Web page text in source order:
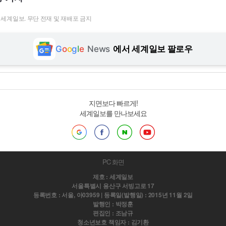
계일보. 무단 전재 및 재배포 금지
Google News 에서 세계일보 팔로우
지면보다 빠르게!
세계일보를 만나보세요
PC 화면
제호 : 세계일보
서울특별시 용산구 서빙고로 17
등록번호 : 서울, 아03959 | 등록일(발행일) : 2015년 11월 2일
발행인 : 박정훈
편집인 : 조남규
청소년보호 책임자 : 김기환